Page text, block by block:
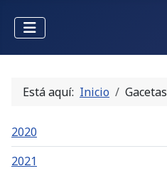
Está aquí: Inicio Gacetas
2020
2021